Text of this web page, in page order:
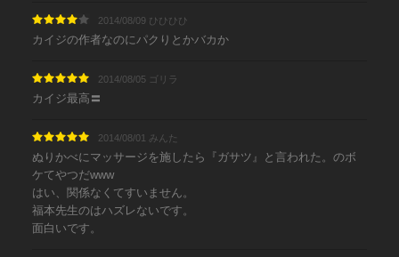
2014/08/09 ひひひひ
カイジの作者なのにパクりとかバカか
2014/08/05 ゴリラ
カイジ最高〓️
2014/08/01 みんた
ぬりかべにマッサージを施したら『ガサツ』と言われた。のボ
ケてやつだwww
はい、関係なくてすいません。
福本先生のはハズレないです。
面白いです。